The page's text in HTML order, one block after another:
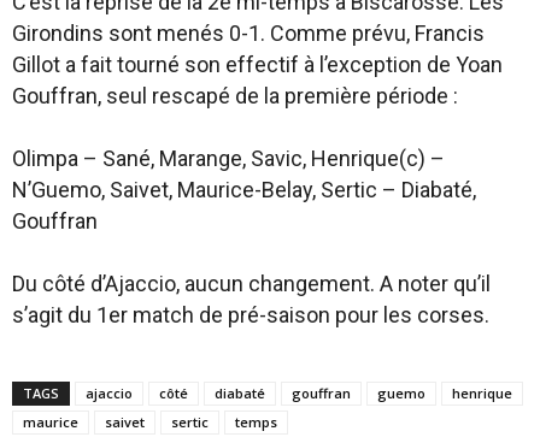
Girondins sont menés 0-1. Comme prévu, Francis
Gillot a fait tourné son effectif à l’exception de Yoan
Gouffran, seul rescapé de la première période :
Olimpa – Sané, Marange, Savic, Henrique(c) –
N’Guemo, Saivet, Maurice-Belay, Sertic – Diabaté,
Gouffran
Du côté d’Ajaccio, aucun changement. A noter qu’il
s’agit du 1er match de pré-saison pour les corses.
TAGS ajaccio côté diabaté gouffran guemo
henrique
maurice
saivet sertic temps